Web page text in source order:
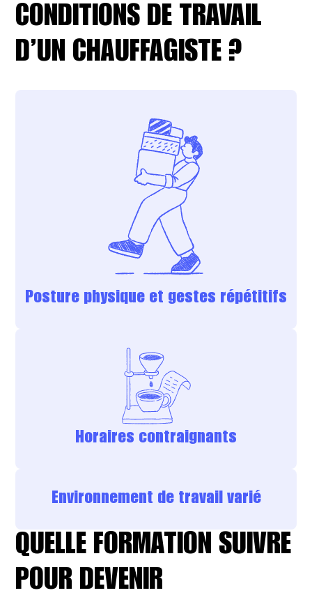
CONDITIONS DE TRAVAIL
D’UN CHAUFFAGISTE ?
Posture physique et gestes répétitifs
Horaires contraignants
Environnement de travail varié
QUELLE FORMATION SUIVRE
POUR DEVENIR